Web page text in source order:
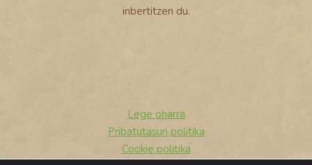
inbertitzen du.
Lege oharra
Pribatutasun politika
Cookie politika